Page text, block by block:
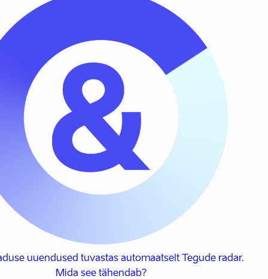
uuendused tuvastas automaatselt Tegude radar.
Mida see tähendab?